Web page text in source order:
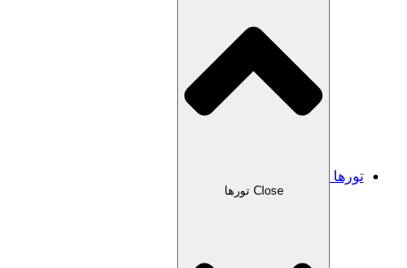
تورها
Close تورها